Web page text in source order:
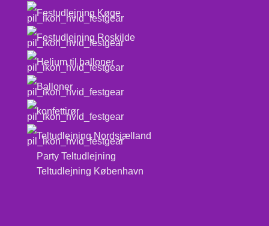
Festudlejning Køge
Festudlejning Roskilde
Helium til balloner
Balloner
konfettirør
Teltudlejning Nordsjælland
Party Teltudlejning
Teltudlejning København